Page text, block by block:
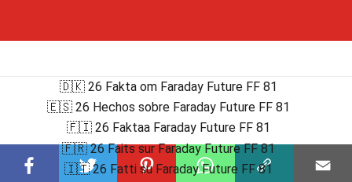
🇩🇰 26 Fakta om Faraday Future FF 81
🇪🇸 26 Hechos sobre Faraday Future FF 81
🇫🇮 26 Faktaa Faraday Future FF 81
🇫🇷 26 Faits sur Faraday Future FF 81
🇮🇹 26 Fatti su Faraday Future FF 81